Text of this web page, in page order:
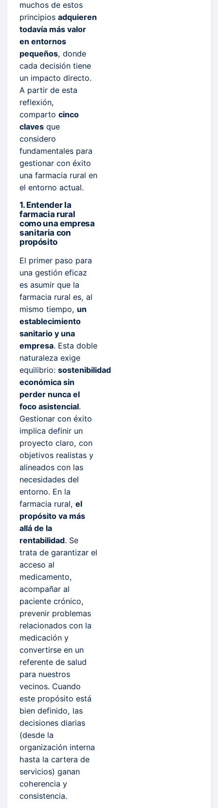
muchos de estos
principios adquieren
todavía más valor
en entornos
pequeños, donde
cada decisión tiene
un impacto directo.
A partir de esta
reflexión,
comparto cinco
clavesque
considero
fundamentales para
gestionar con éxito
una farmacia rural en
el entorno actual.
1. Entender la
farmacia rural
como una empresa
sanitaria con
propósito
El primer paso para
una gestión eficaz
es asumir que la
farmacia rural es, al
mismo tiempo, un
establecimiento
sanitario y una
empresa. Esta doble
naturaleza exige
equilibrio: sostenibilidad
económica sin
perder nunca el
foco asistencial.
Gestionar con éxito
implica definir un
proyecto claro, con
objetivos realistas y
alineados con las
necesidades del
entorno. En la
farmacia rural, el
propósito va más
allá de la
rentabilidad. Se
trata de garantizar el
acceso al
medicamento,
acompañar al
paciente crónico,
prevenir problemas
relacionados con la
medicación y
convertirse en un
referente de salud
para nuestros
vecinos. Cuando
este propósito está
bien definido, las
decisiones diarias
(desde la
organización interna
hasta la cartera de
servicios) ganan
coherencia y
consistencia.